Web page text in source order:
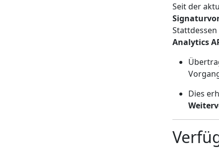
Seit der
Analytics
Dies